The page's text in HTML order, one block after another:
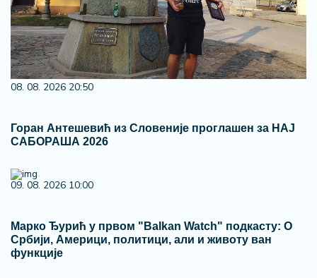
08. 08. 2026 20:50
Горан Антешевић из Словеније проглашен за НАЈ
САБОРАША 2026
09. 08. 2026 10:00
Марко Ђурић у првом "Balkan Watch" подкасту: О
Србији, Америци, политици, али и животу ван
функције